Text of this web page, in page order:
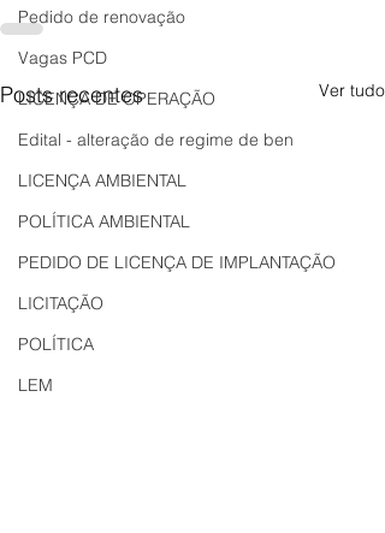
Pedido de renovação
Vagas PCD
LICENÇA DE OPERAÇÃO
Edital - alteração de regime de ben
LICENÇA AMBIENTAL
POLÍTICA AMBIENTAL
PEDIDO DE LICENÇA DE IMPLANTAÇÃO
LICITAÇÃO
POLÍTICA
LEM
Posts recentes Ver tudo